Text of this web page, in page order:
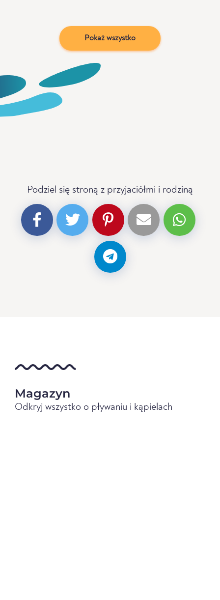
Pokaż wszystko
Podziel się stroną z przyjaciółmi i rodziną
Magazyn
Odkryj wszystko o pływaniu i kąpielach